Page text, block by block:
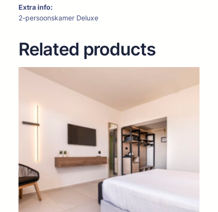
Extra info:
2-persoonskamer Deluxe
Related products